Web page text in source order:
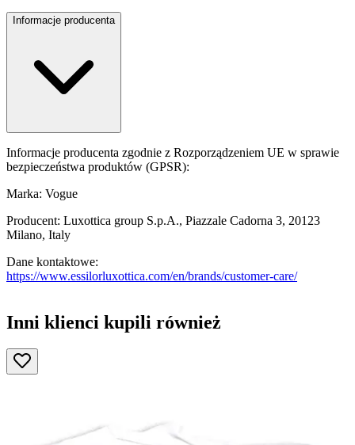
Informacje producenta
Informacje producenta zgodnie z Rozporządzeniem UE w sprawie
bezpieczeństwa produktów (GPSR):
Marka: Vogue
Producent: Luxottica group S.p.A., Piazzale Cadorna 3, 20123
Milano, Italy
Dane kontaktowe:
https://www.essilorluxottica.com/en/brands/customer-care/
Inni klienci kupili również